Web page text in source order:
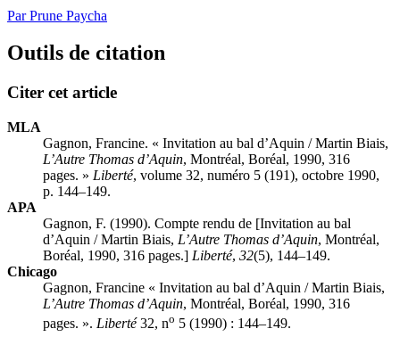
Par Prune Paycha
Outils de citation
Citer cet article
MLA
Gagnon, Francine. « Invitation au bal d’Aquin / Martin Biais,
L’Autre Thomas d’Aquin, Montréal, Boréal, 1990, 316
pages. » Liberté, volume 32, numéro 5 (191), octobre 1990,
p. 144–149.
APA
Gagnon, F. (1990). Compte rendu de [Invitation au bal
d’Aquin / Martin Biais, L’Autre Thomas d’Aquin, Montréal,
Boréal, 1990, 316 pages.] Liberté, 32(5), 144–149.
Chicago
Gagnon, Francine « Invitation au bal d’Aquin / Martin Biais,
L’Autre Thomas d’Aquin, Montréal, Boréal, 1990, 316
pages. ». Liberté32, no 5 (1990) : 144–149.